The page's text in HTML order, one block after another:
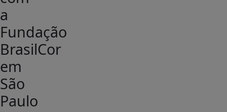
a
Fundação
BrasilCor
em
São
Paulo